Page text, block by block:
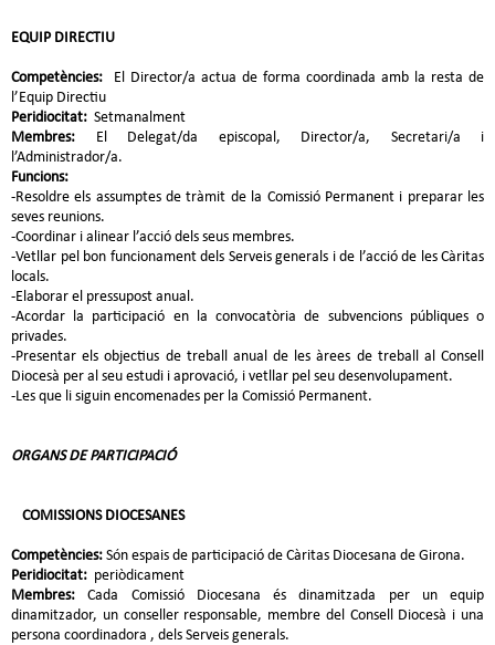
EQUIP DIRECTIU
Competències:
El Director/a actua de forma coordinada amb la resta de
l’Equip Directiu
Peridiocitat: Setmanalment
Membres: El Delegat/da episcopal, Director/a, Secretari/a i
l’Administrador/a.
Funcions:
-Resoldre els assumptes de tràmit de la Comissió Permanent i preparar les
seves reunions.
-Coordinar i alinear l’acció dels seus membres.
-Vetllar pel bon funcionament dels Serveis generals i de l’acció de les Càritas
locals.
-Elaborar el pressupost anual.
-Acordar la participació en la convocatòria de subvencions públiques o
privades.
-Presentar els objectius de treball anual de les àrees de treball al Consell
Diocesà per al seu estudi i aprovació, i vetllar pel seu desenvolupament.
-Les que li siguin encomenades per la Comissió Permanent.
ORGANS DE PARTICIPACIÓ
COMISSIONS DIOCESANES
Competències: Són espais de participació de Càritas Diocesana de Girona.
Peridiocitat: periòdicament
Membres: Cada Comissió Diocesana és dinamitzada per un equip
dinamitzador, un conseller responsable, membre del Consell Diocesà i una
persona coordinadora , dels Serveis generals.